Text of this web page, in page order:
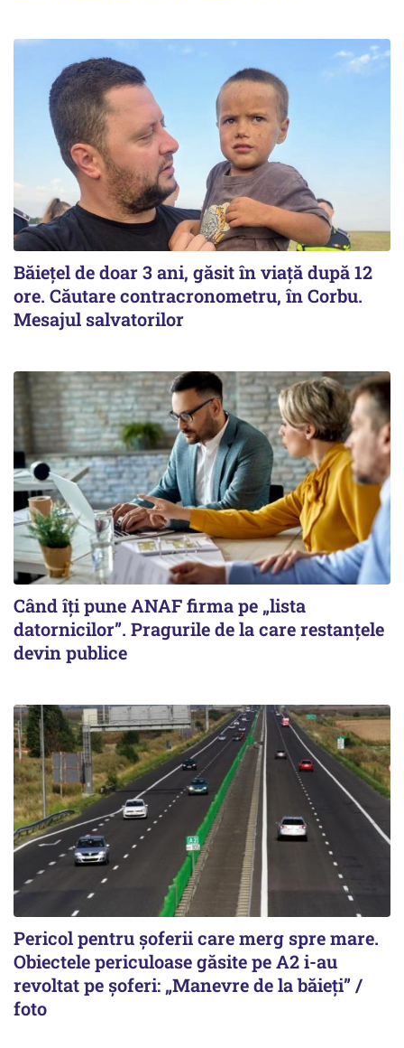
Băiețel de doar 3 ani, găsit în viață după 12
ore. Căutare contracronometru, în Corbu.
Mesajul salvatorilor
Când îți pune ANAF firma pe „lista
datornicilor”. Pragurile de la care restanțele
devin publice
Pericol pentru șoferii care merg spre mare.
Obiectele periculoase găsite pe A2 i-au
revoltat pe șoferi: „Manevre de la băieți” /
foto